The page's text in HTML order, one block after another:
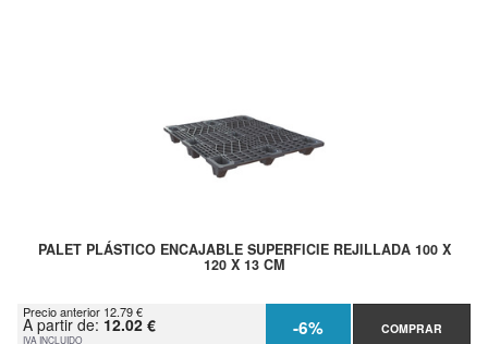
PALET PLÁSTICO ENCAJABLE SUPERFICIE REJILLADA 100 X
120 X 13 CM
Precio anterior 12.79 €
A partir de: 12.02 €
IVA INCLUIDO -6% COMPRAR